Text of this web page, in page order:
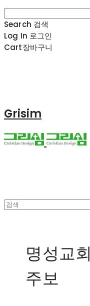
Search 검색
Log In 로그인
Cart장바구니
Grisim
명성교회
주보